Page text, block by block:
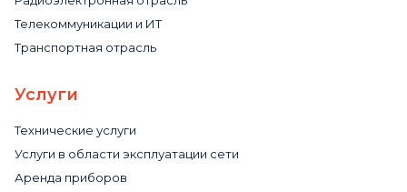
Телекоммуникации и ИТ
Транспортная отрасль
Услуги
Технические услуги
Услуги в области эксплуатации сети
Аренда приборов